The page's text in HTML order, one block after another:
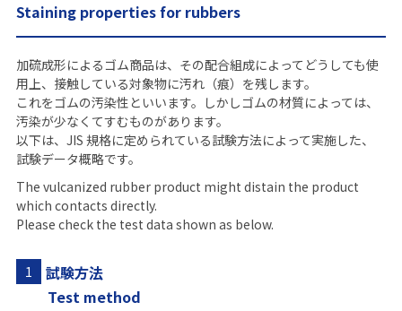
Staining properties for rubbers
加硫成形によるゴム商品は、その配合組成によってどうしても使
用上、接触している対象物に汚れ（痕）を残します。
これをゴムの汚染性といいます。しかしゴムの材質によっては、
汚染が少なくてすむものがあります。
以下は、JIS 規格に定められている試験方法によって実施した、
試験データ概略です。
The vulcanized rubber product might distain the product
which contacts directly.
Please check the test data shown as below.
1
試験方法
Test method